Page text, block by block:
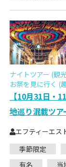
ナイトツアー (観
お祭を見に行く (
【10月31日・
地巡り混載ツア
エフティーエス
季節限定
有名
当